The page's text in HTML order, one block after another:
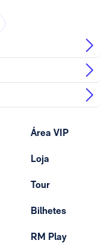
Área VIP
Loja
Tour
Bilhetes
RM Play